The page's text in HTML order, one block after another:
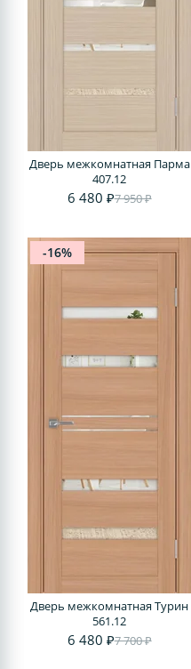
Дверь межкомнатная Парма
407.12
6 480 ₽7 950 ₽
-16%
Дверь межкомнатная Турин
561.12
6 480 ₽7 700 ₽